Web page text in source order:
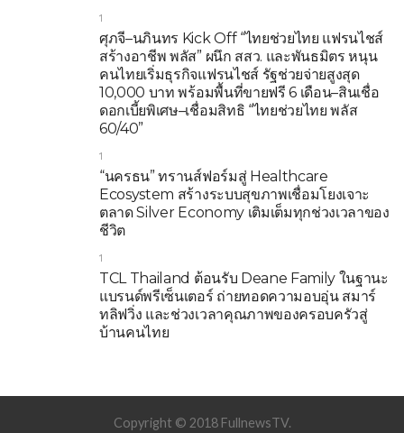
1
ศุภจี–นภินทร Kick Off “ไทยช่วยไทย แฟรนไชส์
สร้างอาชีพ พลัส” ผนึก สสว. และพันธมิตร หนุน
คนไทยเริ่มธุรกิจแฟรนไชส์ รัฐช่วยจ่ายสูงสุด
10,000 บาท พร้อมพื้นที่ขายฟรี 6 เดือน–สินเชื่อ
ดอกเบี้ยพิเศษ–เชื่อมสิทธิ “ไทยช่วยไทย พลัส
60/40”
1
“นครธน” ทรานส์ฟอร์มสู่ Healthcare
Ecosystem สร้างระบบสุขภาพเชื่อมโยงเจาะ
ตลาด Silver Economy เติมเต็มทุกช่วงเวลาของ
ชีวิต
1
TCL Thailand ต้อนรับ Deane Family ในฐานะ
แบรนด์พรีเซ็นเตอร์ ถ่ายทอดความอบอุ่น สมาร์
ทลิฟวิ่ง และช่วงเวลาคุณภาพของครอบครัวสู่
บ้านคนไทย
Copyright © 2018 FullnewsTV.